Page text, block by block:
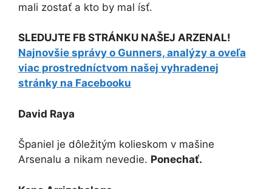
mali zostať a kto by mal ísť.
SLEDUJTE FB STRÁNKU NAŠEJ ARZENAL!
Najnovšie správy o Gunners, analýzy a oveľa
viac prostredníctvom našej vyhradenej
stránky na Facebooku
David Raya
Španiel je dôležitým kolieskom v mašine
Arsenalu a nikam nevedie. Ponechať.